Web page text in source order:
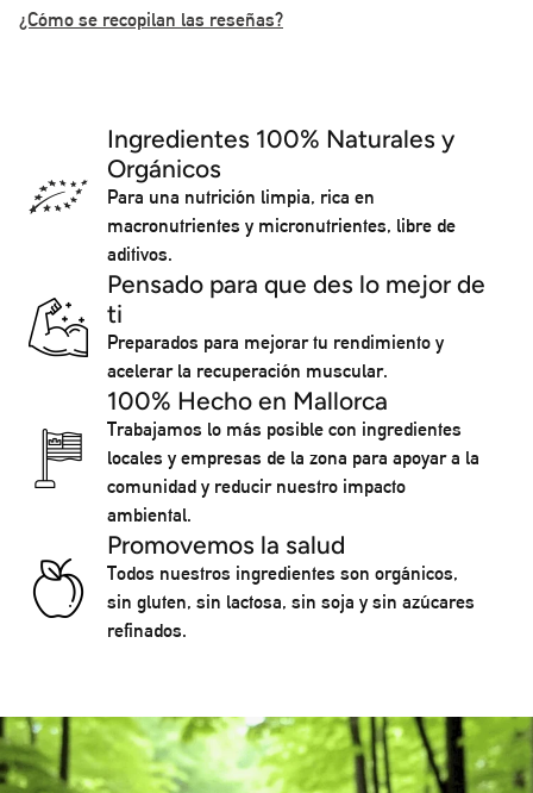
¿Cómo se recopilan las reseñas?
Ingredientes 100% Naturales y
Orgánicos
Para una nutrición limpia, rica en
macronutrientes y micronutrientes, libre de
aditivos.
Pensado para que des lo mejor de
ti
Preparados para mejorar tu rendimiento y
acelerar la recuperación muscular.
100% Hecho en Mallorca
Trabajamos lo más posible con ingredientes
locales y empresas de la zona para apoyar a la
comunidad y reducir nuestro impacto
ambiental.
Promovemos la salud
Todos nuestros ingredientes son orgánicos,
sin gluten, sin lactosa, sin soja y sin azúcares
refinados.